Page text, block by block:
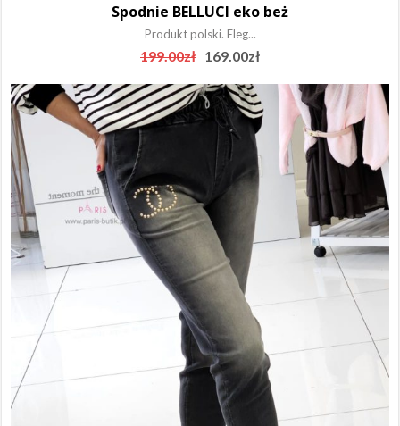
Spodnie BELLUCI eko beż
Produkt polski. Eleg...
199.00zł
Original
was:
199.00zł.
169.00zł
169.00zł.